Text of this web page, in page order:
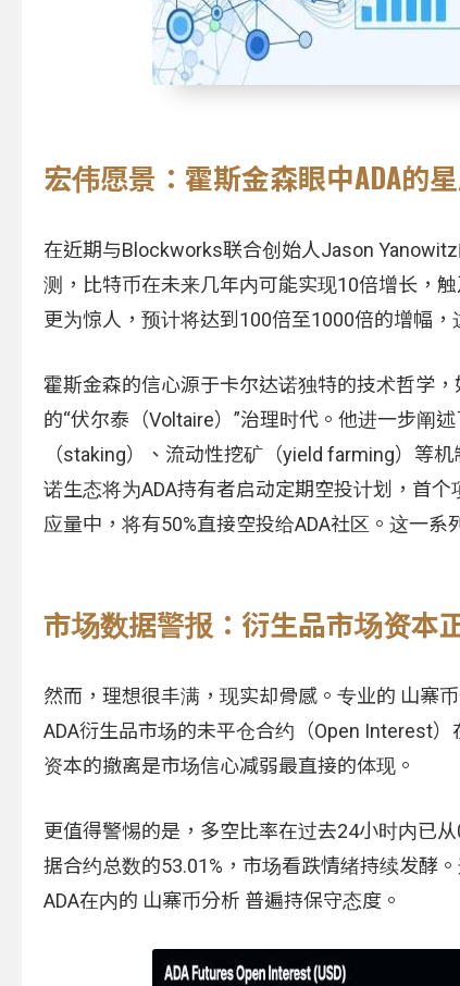
宏伟愿景：霍斯金森眼中ADA的
在近期与Blockworks联合创始人Jason
测，比特币在未来几年内可能实现10倍增长，
更为惊人，预计将达到100倍至1000倍的增幅
霍斯金森的信心源于卡尔达诺独特的技术哲学
的“伏尔泰（Voltaire）”治理时代。他进一步阐
（staking）、流动性挖矿（yield farming）等
诺生态将为ADA持有者启动定期空投计划，首
应量中，将有50%直接空投给ADA社区。这一
市场数据警报：衍生品市场资本
然而，理想很丰满，现实却骨感。专业的 山寨
ADA衍生品市场的未平仓合约（Open Interest
资本的撤离是市场信心减弱最直接的体现。
更值得警惕的是，多空比率在过去24小时内已
据合约总数的53.01%，市场看跌情绪持续发酵
ADA在内的 山寨币分析 普遍持保守态度。